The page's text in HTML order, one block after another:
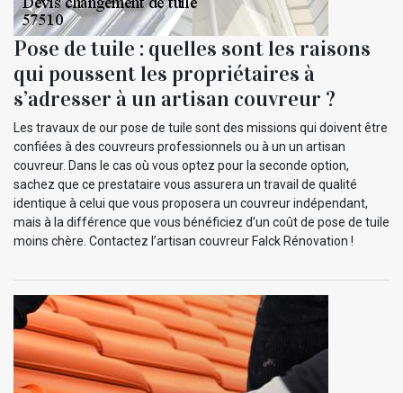
Pose de tuile : quelles sont les raisons
qui poussent les propriétaires à
s’adresser à un artisan couvreur ?
Les travaux de our pose de tuile sont des missions qui doivent être
confiées à des couvreurs professionnels ou à un un artisan
couvreur. Dans le cas où vous optez pour la seconde option,
sachez que ce prestataire vous assurera un travail de qualité
identique à celui que vous proposera un couvreur indépendant,
mais à la différence que vous bénéficiez d’un coût de pose de tuile
moins chère. Contactez l’artisan couvreur Falck Rénovation !